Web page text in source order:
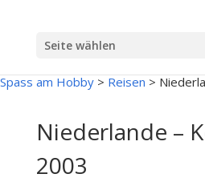
Seite wählen
Spass am Hobby > Reisen >
Niederlande –
2003